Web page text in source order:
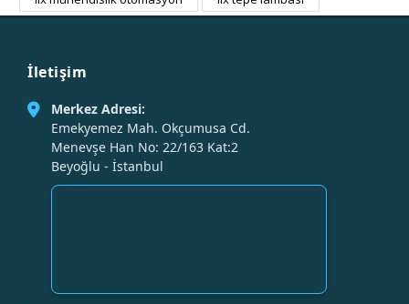
İletişim
Merkez Adresi:
Emekyemez Mah. Okçumusa Cd.
Menevşe Han No: 22/163 Kat:2
Beyoğlu - İstanbul